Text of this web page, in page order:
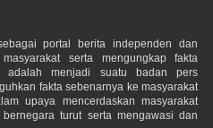
portal berita independen dan
serta mengungkap fakta
menjadi suatu badan pers
fakta sebenarnya ke masyarakat
upaya mencerdaskan masyarakat
turut serta mengawasi dan